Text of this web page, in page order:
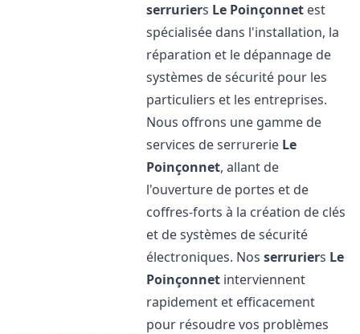
serruriers Le Poinçonnet est
spécialisée dans l'installation, la
réparation et le dépannage de
systèmes de sécurité pour les
particuliers et les entreprises.
Nous offrons une gamme de
services de serrurerie Le
Poinçonnet, allant de
l'ouverture de portes et de
coffres-forts à la création de clés
et de systèmes de sécurité
électroniques. Nosserruriers Le
Poinçonnet interviennent
rapidement et efficacement
pour résoudre vos problèmes